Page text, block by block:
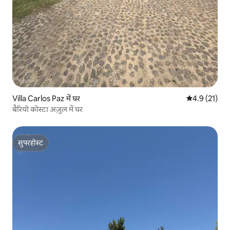
Villa Carlos Paz में घर औसत रेटिंग 5
4.9 (21)
बैरियो कोस्टा अज़ुल में घर
सुपरहोस्ट
सुपरहोस्ट